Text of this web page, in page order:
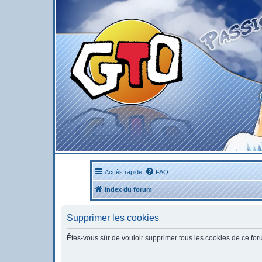
Accès rapide FAQ
Index du forum
Supprimer les cookies
Êtes-vous sûr de vouloir supprimer tous les cookies de ce